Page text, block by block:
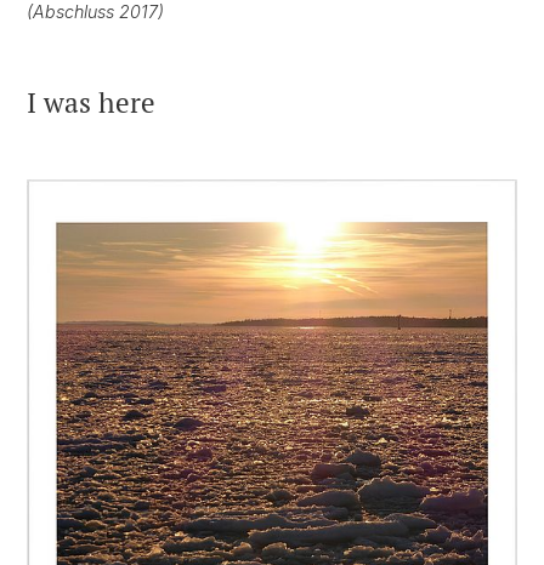
(Abschluss 2017)
I was here